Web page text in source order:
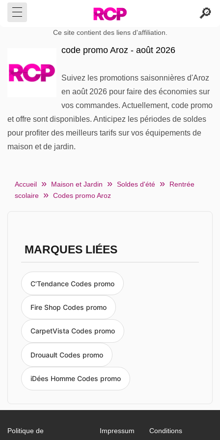
Ce site contient des liens d'affiliation.
code promo Aroz - août 2026
Suivez les promotions saisonnières d'Aroz
en août 2026 pour faire des économies sur
vos commandes. Actuellement, code promo
et offre sont disponibles. Anticipez les périodes de soldes
pour profiter des meilleurs tarifs sur vos équipements de
maison et de jardin.
Accueil Maison et Jardin Soldes d'été
Rentrée
scolaire
Codes promo Aroz
MARQUES LIÉES
C'Tendance Codes promo
Fire Shop Codes promo
CarpetVista Codes promo
Drouault Codes promo
iDées Homme Codes promo
Politique de
Impressum
Conditions